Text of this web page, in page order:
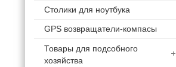
Столики для ноутбука
GPS возвращатели-компасы
Товары для подсобного
хозяйства